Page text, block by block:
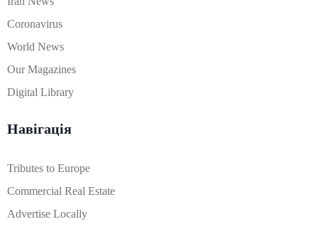
Coronavirus
World News
Our Magazines
Digital Library
Навігація
Tributes to Europe
Commercial Real Estate
Advertise Locally